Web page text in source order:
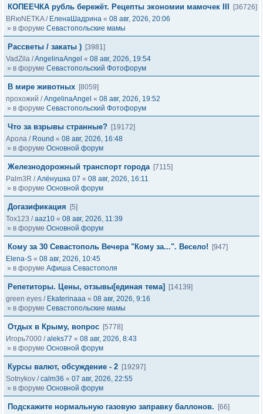
КОПЕЕЧКА рубль бережёт. Рецепты экономии мамочек III
[36726]
BRюNETKA/ ЕленаШадрина « 08 авг, 2026, 20:06
» в форуме Севастопольские мамы
Рассветы / закаты ) [3981]
VadZila /AngelinaAngel « 08 авг, 2026, 19:54
» в форуме Севастопольский Фотофорум
В мире животных [8059]
прохожий /AngelinaAngel « 08 авг, 2026, 19:52
» в форуме Севастопольский Фотофорум
Что за взрывы странные? [19172]
Арола / Round « 08 авг, 2026, 16:48
» в форуме Основной форум
Железнодорожный транспорт города [7115]
Palm3R /Алёнушка 07 « 08 авг, 2026, 16:11
» в форуме Основной форум
Догазификация
[5]
Tox123 /aaz10 « 08 авг, 2026, 11:39
» в форуме Основной форум
Кому за 30 Севастополь Вечера "Кому за...". Весело!
[947]
Elena-S « 08 авг, 2026, 10:45
» в форуме Афиша Севастополя
Репетиторы. Цены, отзывы[единая тема]
[14139]
green eyes / Ekaterinaaa « 08 авг, 2026, 9:16
» в форуме Севастопольские мамы
Отдых в Крыму, вопрос [5778]
Игорь7000 /aleks77 « 08 авг, 2026, 8:43
» в форуме Основной форум
Курсы валют, обсуждение - 2 [19297]
Sotnykov /calm36 « 07 авг, 2026, 22:55
» в форуме Основной форум
Подскажите нормальную газовую заправку баллонов.
[66]